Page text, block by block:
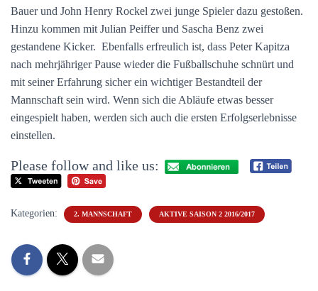
Bauer und John Henry Rockel zwei junge Spieler dazu gestoßen.
Hinzu kommen mit Julian Peiffer und Sascha Benz zwei
gestandene Kicker. Ebenfalls erfreulich ist, dass Peter Kapitza
nach mehrjähriger Pause wieder die Fußballschuhe schnürt und
mit seiner Erfahrung sicher ein wichtiger Bestandteil der
Mannschaft sein wird. Wenn sich die Abläufe etwas besser
eingespielt haben, werden sich auch die ersten Erfolgserlebnisse
einstellen.
Please follow and like us:
Kategorien: 2. MANNSCHAFT AKTIVE SAISON 2 2016/2017